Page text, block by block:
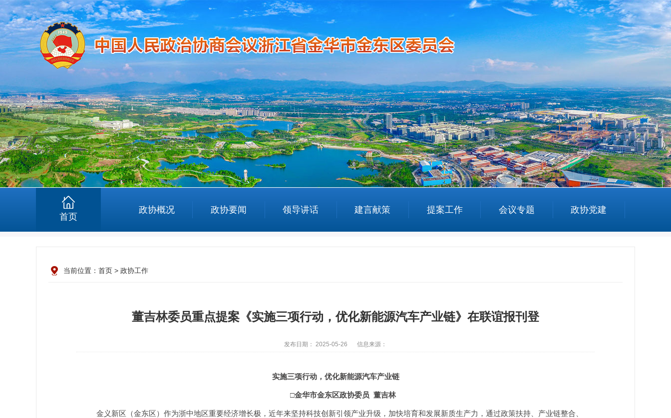
首页
政协概况 政协要闻 领导讲话 建言献策 提案工作 会议专题 政协党建
当前位置： 首页 > 政协工作
董吉林委员重点提案《实施三项行动，优化新能源汽车产业链》在联谊报刊登
发布日期： 2025-05-26 信息来源：
实施三项行动，优化新能源汽车产业链
□金华市金东区政协委员 董吉林
金义新区（金东区）作为浙中地区重要经济增长极，近年来坚持科技创新引领产业升级，加快培育和发展新质生产力，通过政策扶持、产业链整合、